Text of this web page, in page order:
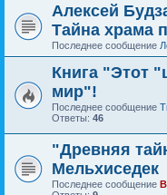
Алексей
Тайна храма
Последнее сообщение
Книга "Этот
мир"!
Последнее сообщение
Ответы: 46
"Древняя
Мельхиседек
Последнее сообщение